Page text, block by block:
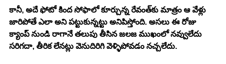
కానీ, అదే ఫోటో కింద సోఫాలో కూర్చున్న రేవంత్‌కు మాత్రం ఆ వేళ్లు
జారిపోతే ఎలా అని పట్టుకున్నట్టు అనిపిస్తోంది. అసలు ఈ రోజు
క్యాంప్ నుండి రాగానే తలుపు తీసిన జలజ ముఖంలో నవ్వులేదు
సరిగదా, తీరిక లేనట్లు వెనుదిరిగి వెళ్ళిపోవడం నచ్చలేదు.